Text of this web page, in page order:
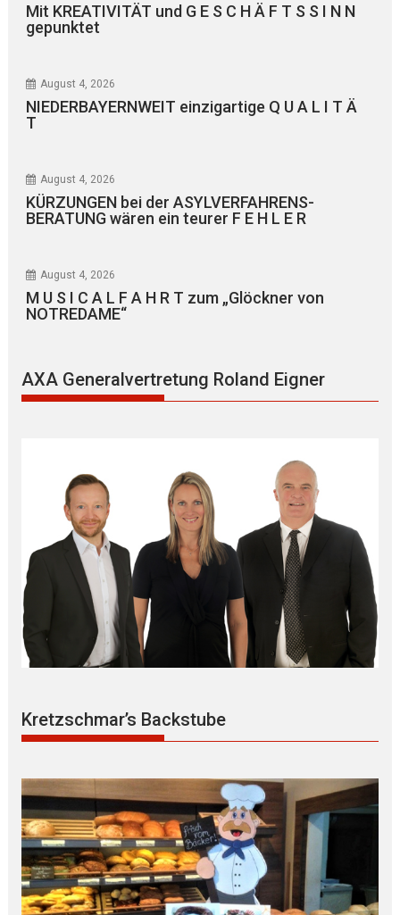
Mit KREATIVITÄT und G E S C H Ä F T S S I N N
gepunktet
August 4, 2026
NIEDERBAYERNWEIT einzigartige Q U A L I T Ä
T
August 4, 2026
KÜRZUNGEN bei der ASYLVERFAHRENS-
BERATUNG wären ein teurer F E H L E R
August 4, 2026
M U S I C A L F A H R T zum „Glöckner von
NOTREDAME“
AXA Generalvertretung Roland Eigner
Kretzschmar’s Backstube